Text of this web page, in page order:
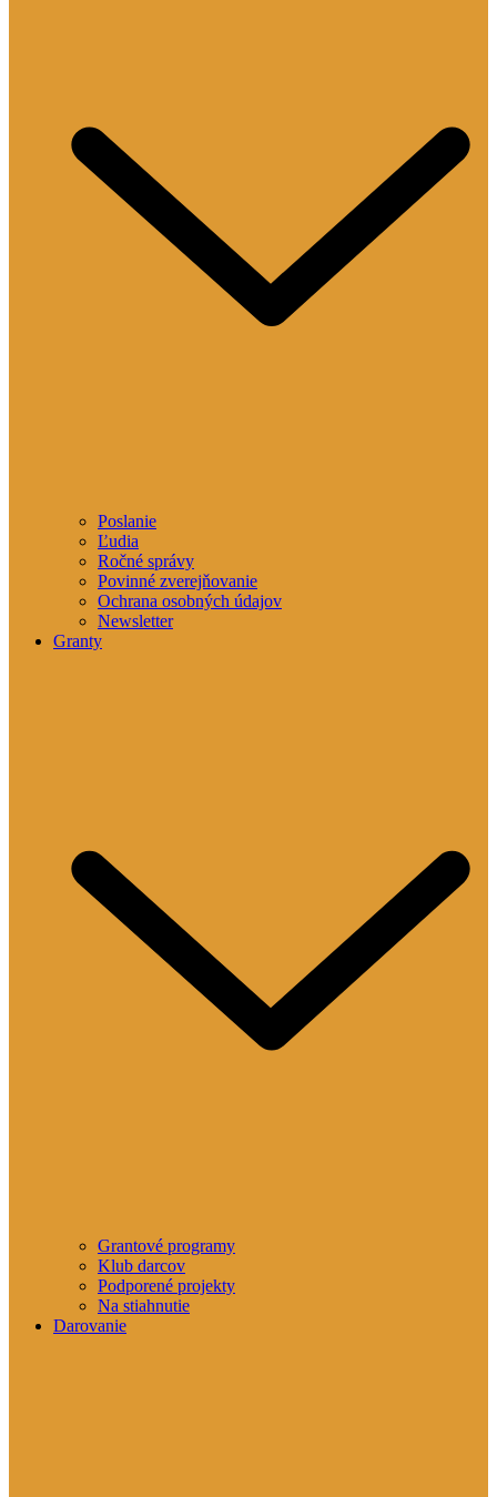
Poslanie
Ľudia
Ročné správy
Povinné zverejňovanie
Ochrana osobných údajov
Newsletter
Granty
Grantové programy
Klub darcov
Podporené projekty
Na stiahnutie
Darovanie